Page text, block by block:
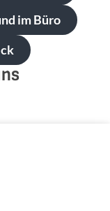
im Büro